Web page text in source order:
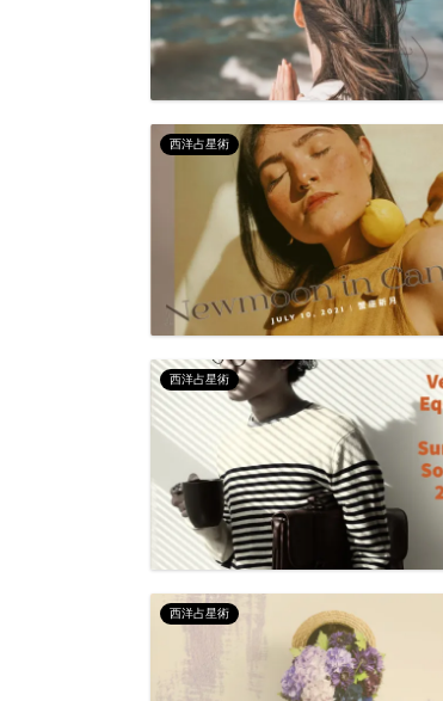
西洋占星術
西洋占星術
西洋占星術